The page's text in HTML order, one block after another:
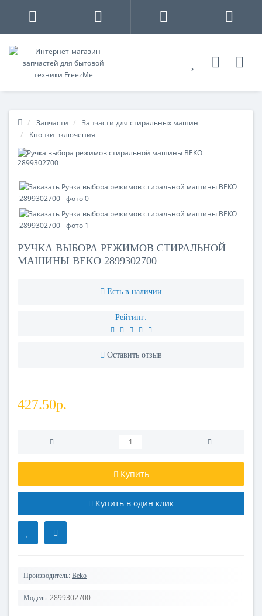
Запчасти
Запчасти для стиральных машин
Кнопки включения
РУЧКА ВЫБОРА РЕЖИМОВ СТИРАЛЬНОЙ
МАШИНЫ BEKO 2899302700
Есть в наличии
Рейтинг:
Оставить отзыв
427.50р.
Купить
Купить в один клик
Производитель: Beko
Модель: 2899302700